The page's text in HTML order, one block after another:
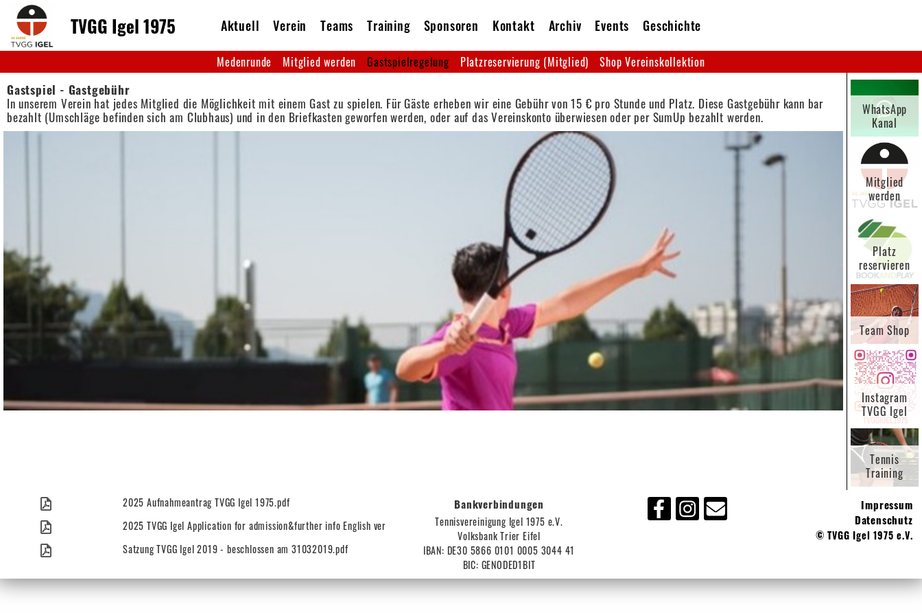
TVGG Igel 1975 Aktuell Verein Teams Training Sponsoren Kontakt Archiv Events Geschichte
Medenrunde Mitglied werden Gastspielregelung Platzreservierung (Mitglied) Shop Vereinskollektion
Gastspiel - Gastgebühr
In unserem Verein hat jedes Mitglied die Möglichkeit mit einem Gast zu spielen. Für Gäste erheben wir eine Gebühr von 15 € pro Stunde und Platz. Diese Gastgebühr kann bar
bezahlt (Umschläge befinden sich am Clubhaus) und in den Briefkasten geworfen werden, oder auf das Vereinskonto überwiesen oder per SumUp bezahlt werden.
WhatsApp
Kanal
Mitglied
werden
Platz
reservieren
Team Shop
Instagram
TVGG Igel
Tennis
Training
2025 Aufnahmeantrag TVGG Igel 1975.pdf
2025 TVGG Igel Application for admission&further info English version.pdf
Satzung TVGG Igel 2019 - beschlossen am 31032019.pdf
Bankverbindungen
Tennisvereinigung Igel 1975 e.V.
Volksbank Trier Eifel
IBAN: DE30 5866 0101 0005 3044 41
BIC: GENODED1BIT
Impressum
Datenschutz
© TVGG Igel 1975 e.V.